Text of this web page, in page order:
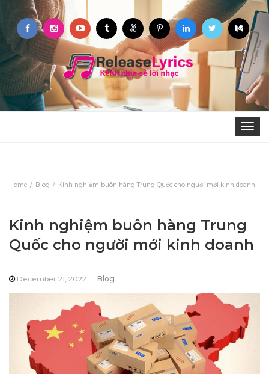
Toggle
Home Blog Kinh nghiệm buôn hàng Trung Quốc cho người mới kinh doanh
Kinh nghiệm buôn hàng Trung
Quốc cho người mới kinh doanh
December 21, 2022 Blog